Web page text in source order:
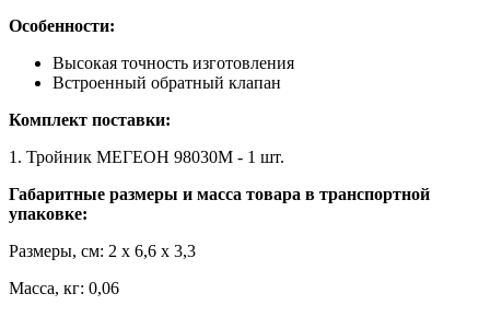
Особенности:
Высокая точность изготовления
Встроенный обратный клапан
Комплект поставки:
1. Тройник МЕГЕОН 98030М - 1 шт.
Габаритные размеры и масса товара в транспортной
упаковке:
Размеры, см: 2 x 6,6 x 3,3
Масса, кг: 0,06